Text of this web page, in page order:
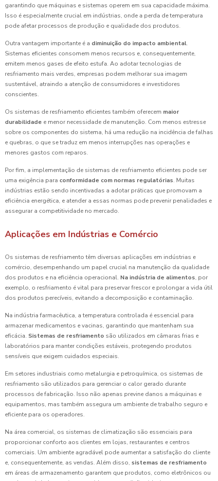
garantindo que máquinas e sistemas operem em sua capacidade máxima.
Isso é especialmente crucial em indústrias, onde a perda de temperatura
pode afetar processos de produção e qualidade dos produtos.
Outra vantagem importante é a diminuição do impacto ambiental.
Sistemas eficientes consomem menos recursos e, consequentemente,
emitem menos gases de efeito estufa. Ao adotar tecnologias de
resfriamento mais verdes, empresas podem melhorar sua imagem
sustentável, atraindo a atenção de consumidores e investidores
conscientes.
Os sistemas de resfriamento eficientes também oferecem maior
durabilidade e menor necessidade de manutenção. Com menos estresse
sobre os componentes do sistema, há uma redução na incidência de falhas
e quebras, o que se traduz em menos interrupções nas operações e
menores gastos com reparos.
Por fim, a implementação de sistemas de resfriamento eficientes pode ser
uma exigência para conformidade com normas regulatórias. Muitas
indústrias estão sendo incentivadas a adotar práticas que promovam a
eficiência energética, e atender a essas normas pode prevenir penalidades e
assegurar a competitividade no mercado.
Aplicações em Indústrias e Comércio
Os sistemas de resfriamento têm diversas aplicações em indústrias e
comércio, desempenhando um papel crucial na manutenção da qualidade
dos produtos e na eficiência operacional. Na indústria de alimentos, por
exemplo, o resfriamento é vital para preservar frescor e prolongar a vida útil
dos produtos perecíveis, evitando a decomposição e contaminação.
Na indústria farmacêutica, a temperatura controlada é essencial para
armazenar medicamentos e vacinas, garantindo que mantenham sua
eficácia. Sistemas de resfriamento são utilizados em câmaras frias e
laboratórios para manter condições estáveis, protegendo produtos
sensíveis que exigem cuidados especiais.
Em setores industriais como metalurgia e petroquímica, os sistemas de
resfriamento são utilizados para gerenciar o calor gerado durante
processos de fabricação. Isso não apenas previne danos a máquinas e
equipamentos, mas também assegura um ambiente de trabalho seguro e
eficiente para os operadores.
Na área comercial, os sistemas de climatização são essenciais para
proporcionar conforto aos clientes em lojas, restaurantes e centros
comerciais. Um ambiente agradável pode aumentar a satisfação do cliente
e, consequentemente, as vendas. Além disso, sistemas de resfriamento
em áreas de armazenamento garantem que produtos, como eletrônicos ou